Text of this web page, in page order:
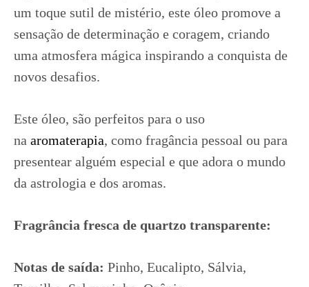
um toque sutil de mistério, este óleo promove a
sensação de determinação e coragem, criando
uma atmosfera mágica inspirando a conquista de
novos desafios.
Este óleo, são perfeitos para o uso
na aromaterapia, como fragância pessoal ou para
presentear alguém especial e que adora o mundo
da astrologia e dos aromas.
Fragrância fresca de quartzo transparente:
Notas de saída: Pinho, Eucalipto, Sálvia,